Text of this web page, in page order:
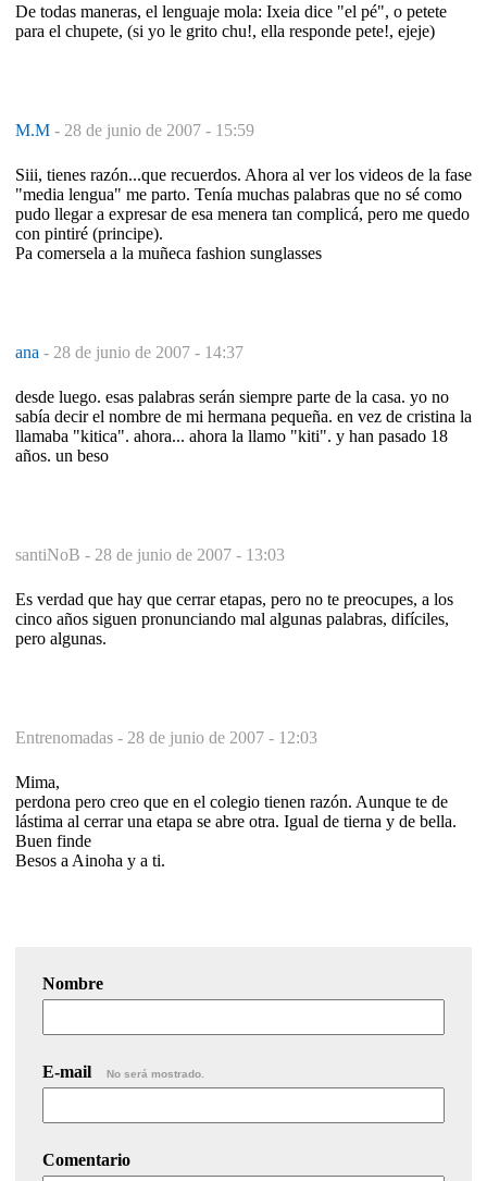
De todas maneras, el lenguaje mola: Ixeia dice "el pé", o petete
para el chupete, (si yo le grito chu!, ella responde pete!, ejeje)
M.M - 28 de junio de 2007 - 15:59
Siii, tienes razón...que recuerdos. Ahora al ver los videos de la fase
"media lengua" me parto. Tenía muchas palabras que no sé como
pudo llegar a expresar de esa menera tan complicá, pero me quedo
con pintiré (principe).
Pa comersela a la muñeca fashion sunglasses
ana - 28 de junio de 2007 - 14:37
desde luego. esas palabras serán siempre parte de la casa. yo no
sabía decir el nombre de mi hermana pequeña. en vez de cristina la
llamaba "kitica". ahora... ahora la llamo "kiti". y han pasado 18
años. un beso
santiNoB - 28 de junio de 2007 - 13:03
Es verdad que hay que cerrar etapas, pero no te preocupes, a los
cinco años siguen pronunciando mal algunas palabras, difíciles,
pero algunas.
Entrenomadas - 28 de junio de 2007 - 12:03
Mima,
perdona pero creo que en el colegio tienen razón. Aunque te de
lástima al cerrar una etapa se abre otra. Igual de tierna y de bella.
Buen finde
Besos a Ainoha y a ti.
Nombre
E-mail No será mostrado.
Comentario